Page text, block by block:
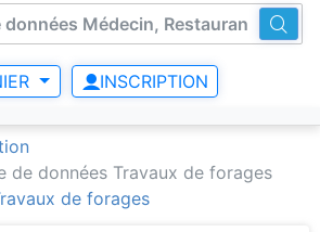
INSCRIPTION
de données Travaux de forages
de forages